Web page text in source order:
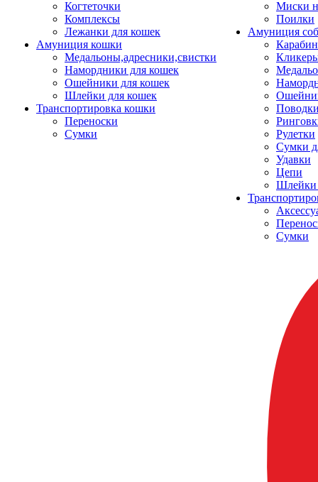
Когтеточки
Комплексы
Лежанки для кошек
Амуниция кошки
Медальоны,адресники,свистки
Намордники для кошек
Ошейники для кошек
Шлейки для кошек
Транспортировка кошки
Переноски
Сумки
Миски
Поилки
Амуниция
Рулетки
Сумки
Удавки
Цепи
Шлейки
Сумки